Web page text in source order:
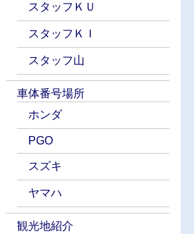
スタッフＫＵ
スタッフＫＩ
スタッフ山
車体番号場所
ホンダ
PGO
スズキ
ヤマハ
観光地紹介